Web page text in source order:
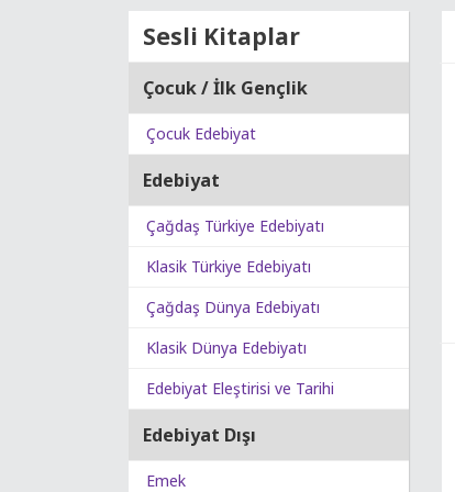
Sesli Kitaplar
Çocuk / İlk Gençlik
Çocuk Edebiyat
Edebiyat
Çağdaş Türkiye Edebiyatı
Klasik Türkiye Edebiyatı
Çağdaş Dünya Edebiyatı
Klasik Dünya Edebiyatı
Edebiyat Eleştirisi ve Tarihi
Edebiyat Dışı
Emek